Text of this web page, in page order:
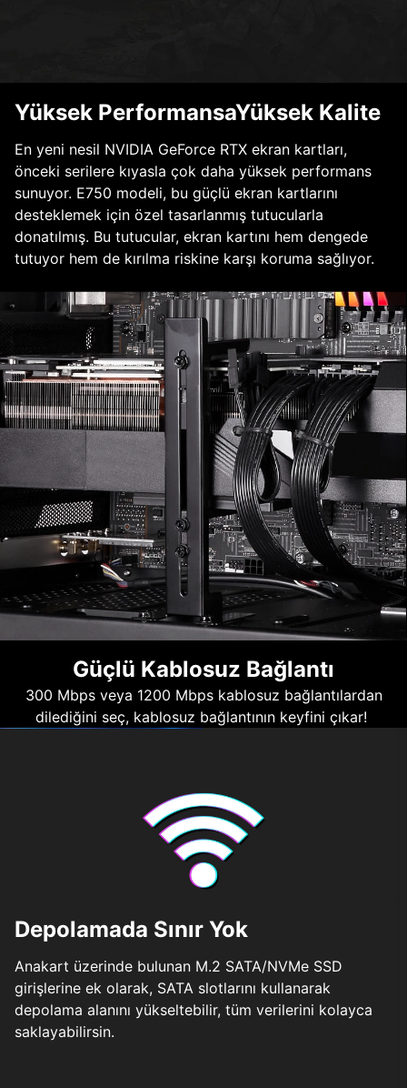
Yüksek PerformansaYüksek Kalite
En yeni nesil NVIDIA GeForce RTX ekran kartları,
önceki serilere kıyasla çok daha yüksek performans
sunuyor. E750 modeli, bu güçlü ekran kartlarını
desteklemek için özel tasarlanmış tutucularla
donatılmış. Bu tutucular, ekran kartını hem dengede
tutuyor hem de kırılma riskine karşı koruma sağlıyor.
Güçlü Kablosuz Bağlantı
300 Mbps veya 1200 Mbps kablosuz bağlantılardan
dilediğini seç, kablosuz bağlantının keyfini çıkar!
Depolamada Sınır Yok
Anakart üzerinde bulunan M.2 SATA/NVMe SSD
girişlerine ek olarak, SATA slotlarını kullanarak
depolama alanını yükseltebilir, tüm verilerini kolayca
saklayabilirsin.